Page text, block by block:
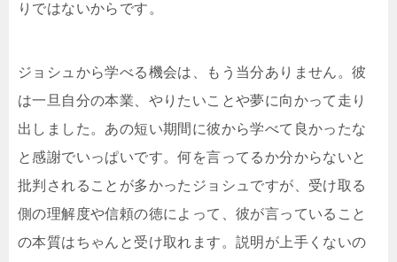
りではないからです。
ジョシュから学べる機会は、もう当分ありません。彼
は一旦自分の本業、やりたいことや夢に向かって走り
出しました。あの短い期間に彼から学べて良かったな
と感謝でいっぱいです。何を言ってるか分からないと
批判されることが多かったジョシュですが、受け取る
側の理解度や信頼の徳によって、彼が言っていること
の本質はちゃんと受け取れます。説明が上手くないの